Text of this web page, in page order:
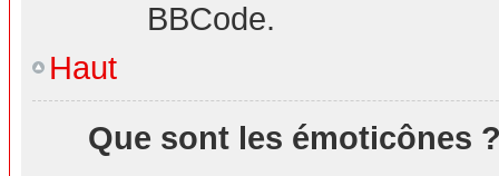
BBCode.
Haut
Que sont les émoticônes